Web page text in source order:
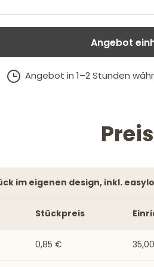
Angebot
Angebot in 1–2 Stunden
im eigenen design, inkl.
Stückpreis
0,85 €